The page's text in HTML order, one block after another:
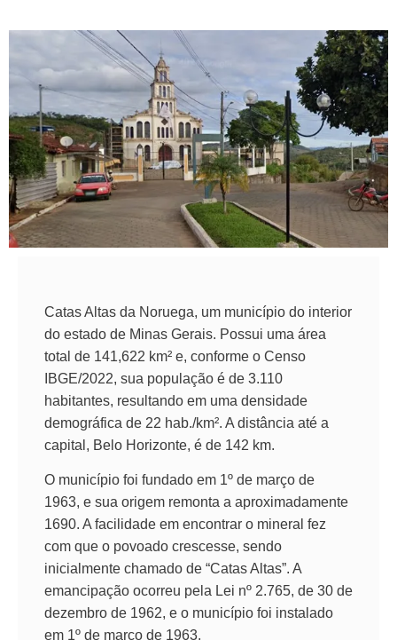
Catas Altas da Noruega, um município do interior
do estado de Minas Gerais. Possui uma área
total de 141,622 km² e, conforme o Censo
IBGE/2022, sua população é de 3.110
habitantes, resultando em uma densidade
demográfica de 22 hab./km². A distância até a
capital, Belo Horizonte, é de 142 km.
O município foi fundado em 1º de março de
1963, e sua origem remonta a aproximadamente
1690. A facilidade em encontrar o mineral fez
com que o povoado crescesse, sendo
inicialmente chamado de “Catas Altas”. A
emancipação ocorreu pela Lei nº 2.765, de 30 de
dezembro de 1962, e o município foi instalado
em 1º de março de 1963.